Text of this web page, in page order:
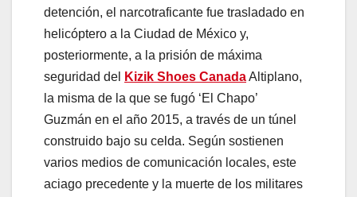
detención, el narcotraficante fue trasladado en
helicóptero a la Ciudad de México y,
posteriormente, a la prisión de máxima
seguridad del
Kizik Shoes CanadaAltiplano,
la misma de la que se fugó ‘El Chapo’
Guzmán en el año 2015, a través de un túnel
construido bajo su celda. Según sostienen
varios medios de comunicación locales, este
aciago precedente y la muerte de los militares